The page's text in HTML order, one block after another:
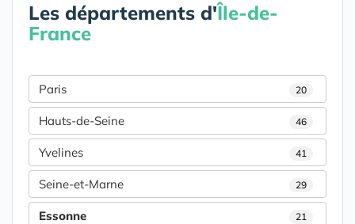
Les départements d'Île-de-
France
Paris 20
Hauts-de-Seine 46
Yvelines 41
Seine-et-Marne 29
Essonne 21